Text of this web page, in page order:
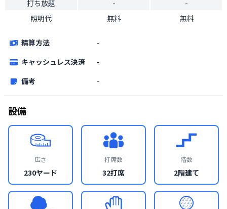
打ち放題
-
-
照明代
無料 無料
精算方法
-
キャッシュレス決済
-
備考
-
設備
広さ
230ヤード
打席数
32打席
階数
2階建て